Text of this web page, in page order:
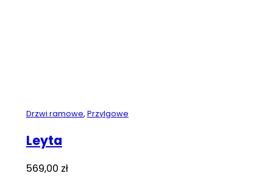
Drzwi ramowe, Przylgowe
Leyta
569,00 zł